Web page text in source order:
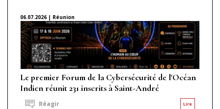
06.07.2026 | Réunion
Le premier Forum de la Cybersécurité de l'Océan
Indien réunit 231 inscrits à Saint-André
Lire
Réagir